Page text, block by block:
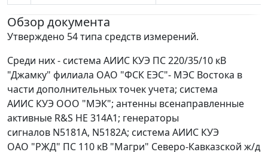
Обзор документа
Утверждено 54 типа средств измерений.
Среди них - система АИИС КУЭ ПС 220/35/10 кВ
"Джамку" филиала ОАО "ФСК ЕЭС"- МЭС Востока в
части дополнительных точек учета; система
АИИС КУЭ ООО "МЭК"; антенны всенаправленные
активные R&S НЕ 314А1; генераторы
сигналов N5181А, N5182А; система АИИС КУЭ
ОАО "РЖД" ПС 110 кВ "Магри" Северо-Кавказской ж/д